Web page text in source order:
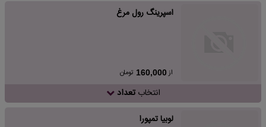
اسپرینگ رول مرغ
از160,000 تومان
انتخابتعداد
لوبیا تمپورا